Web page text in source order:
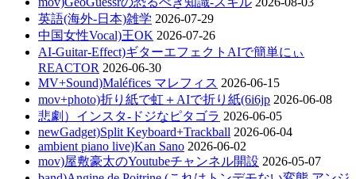
英語(海外-日本)雑学 2026-07-29
中国女性Vocal)王OK 2026-07-26
AI-Guitar-Effect)ギターエフェクトAIで簡単にぃ
REACTOR 2026-06-30
MV+Sound)Maléfices マレフィス 2026-06-15
mov+photo)折り紙で虹＋AIで折り紙(6i6jp 2026-06-08
悲劇）インスタ-ドジなピタゴラ 2026-06-05
newGadget)Split Keyboard+Trackball 2026-06-04
ambient piano live)Kan Sano 2026-06-02
mov)屋敷豪太のYoutubeチャンネル開設 2026-05-07